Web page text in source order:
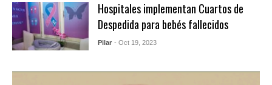
Hospitales implementan Cuartos de
Despedida para bebés fallecidos
Pilar - Oct 19, 2023